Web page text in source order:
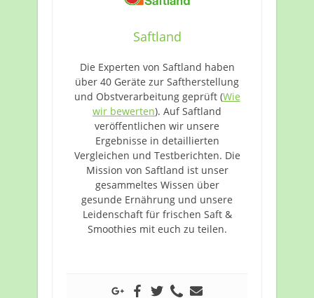
Saftland
Die Experten von Saftland haben
über 40 Geräte zur Saftherstellung
und Obstverarbeitung geprüft (Wie
wir bewerten). Auf Saftland
veröffentlichen wir unsere
Ergebnisse in detaillierten
Vergleichen und Testberichten. Die
Mission von Saftland ist unser
gesammeltes Wissen über
gesunde Ernährung und unsere
Leidenschaft für frischen Saft &
Smoothies mit euch zu teilen.